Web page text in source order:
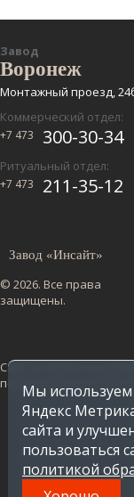
Завод
Воронеж
Монтажный проезд,
Коммерческий отдел:
+7 473 300-30-34
Ритуальный отдел:
+7 473 211-35-12
Завод «Инсайт»
© 2026. Все права
защищены.
Сайт не является
по Воронежской
Мы используем
Яндекс
сайта и
пользоваться
политикой